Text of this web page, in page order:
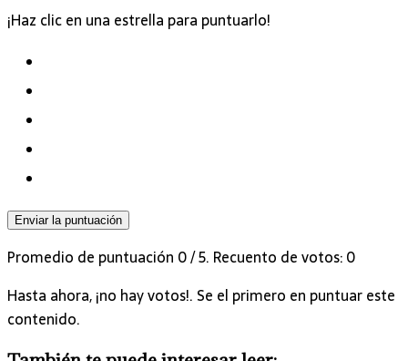
¡Haz clic en una estrella para puntuarlo!
Enviar la puntuación
Promedio de puntuación 0/ 5. Recuento de votos:0
Hasta ahora, ¡no hay votos!. Se el primero en puntuar este
contenido.